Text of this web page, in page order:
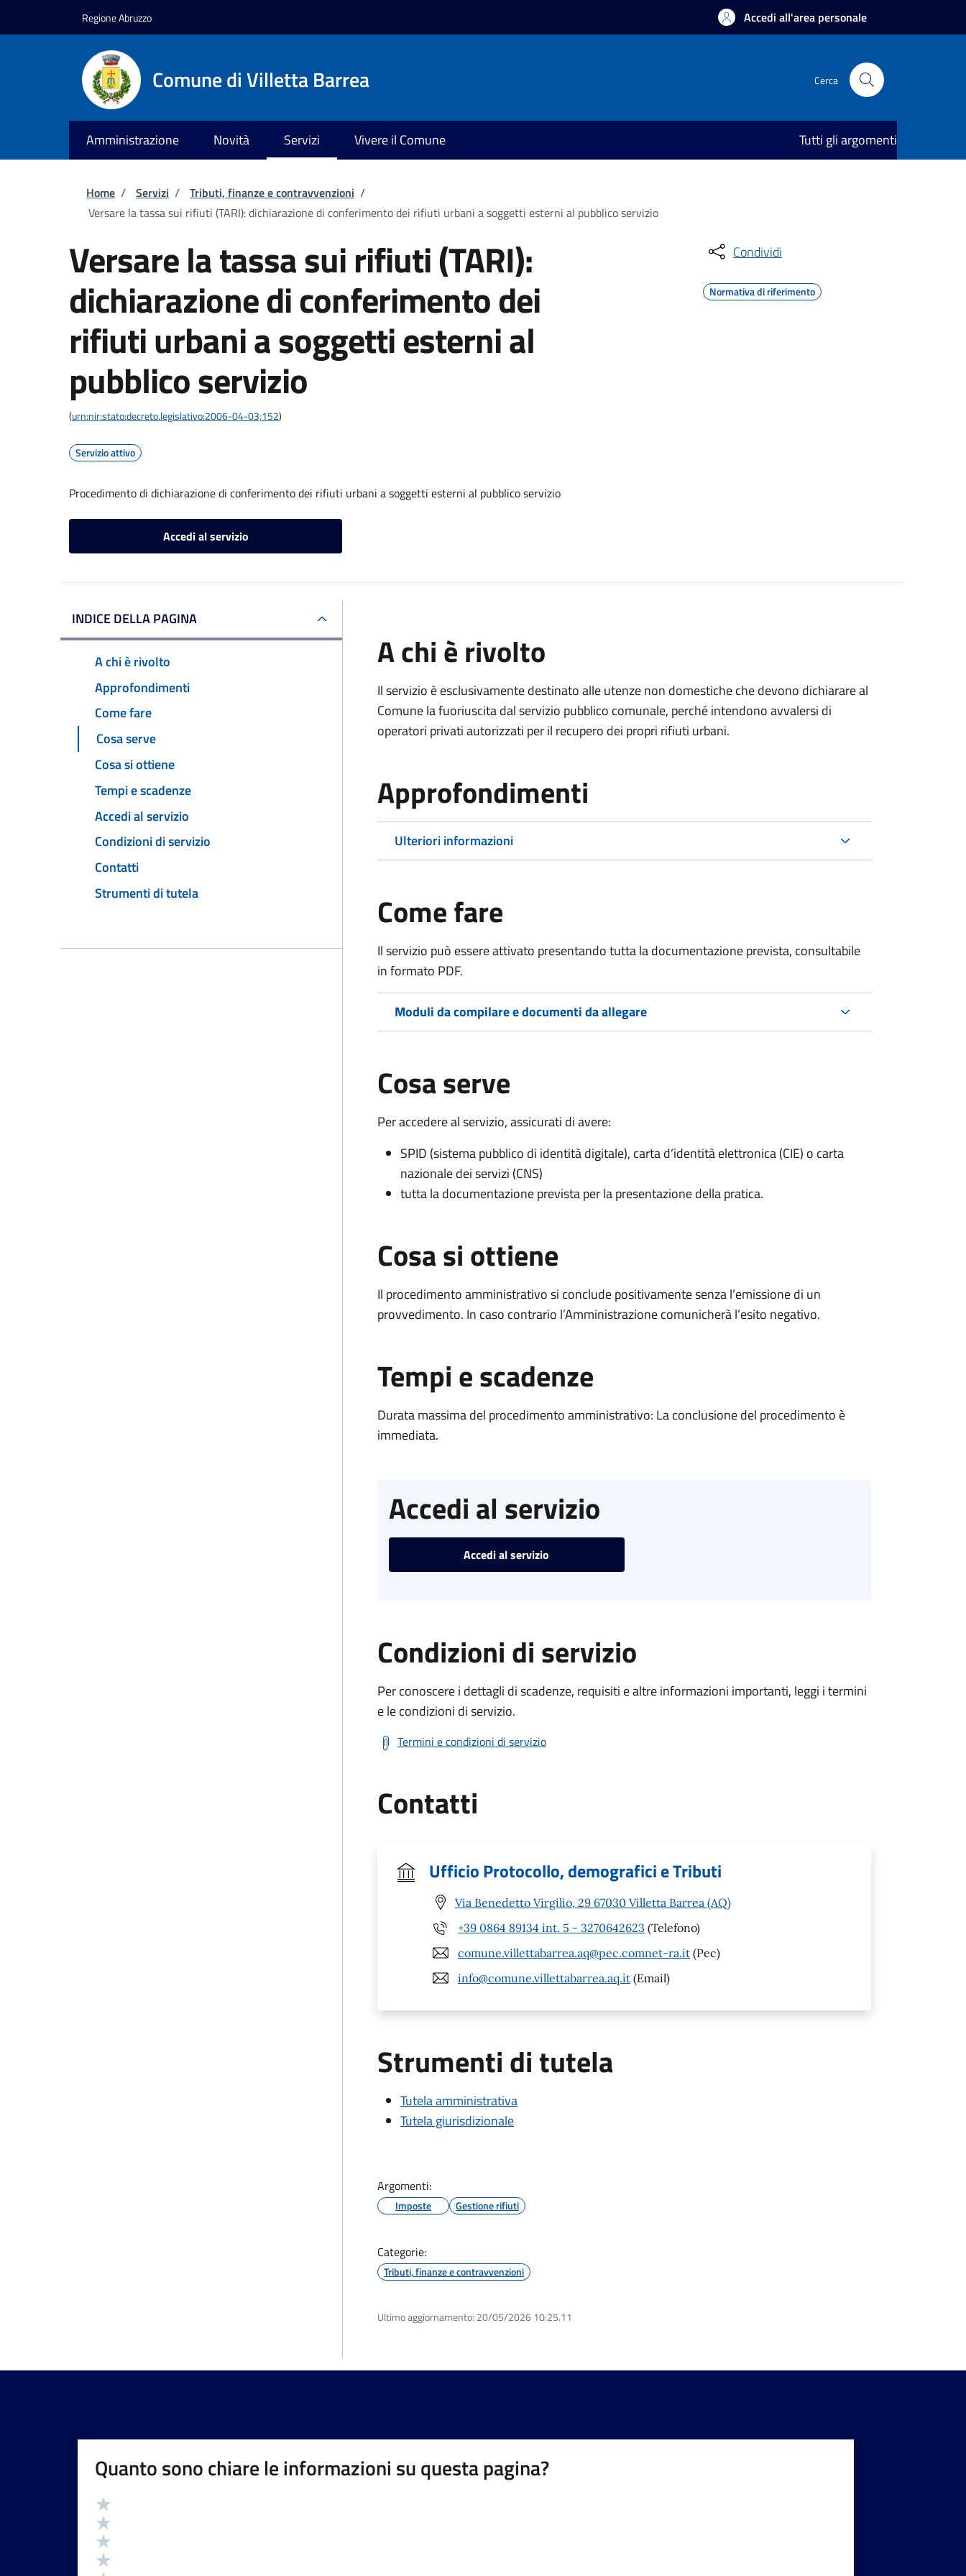
Regione Abruzzo Accedi all'area personale
Comune di Villetta Barrea Cerca
Amministrazione Novità Servizi Vivere il Comune Tutti gli argomenti
Briciole di pane
Home / Servizi / Tributi, finanze e contravvenzioni /
Versare la tassa sui rifiuti (TARI): dichiarazione di conferimento dei rifiuti urbani a soggetti esterni al pubblico servizio
Versare la tassa sui rifiuti (TARI):
dichiarazione di conferimento dei
rifiuti urbani a soggetti esterni al
pubblico servizio
(urn:nir:stato:decreto.legislativo:2006-04-03;152)
Servizio attivo
Procedimento di dichiarazione di conferimento dei rifiuti urbani a soggetti esterni al pubblico servizio
Accedi al servizio
Condividi
Normativa di riferimento
INDICE DELLA PAGINA
A chi è rivolto
Approfondimenti
Come fare
Cosa serve
Cosa si ottiene
Tempi e scadenze
Accedi al servizio
Condizioni di servizio
Contatti
Strumenti di tutela
A chi è rivolto
Il servizio è esclusivamente destinato alle utenze non domestiche che devono dichiarare al
Comune la fuoriuscita dal servizio pubblico comunale, perché intendono avvalersi di
operatori privati autorizzati per il recupero dei propri rifiuti urbani.
Approfondimenti
Ulteriori informazioni
Come fare
Il servizio può essere attivato presentando tutta la documentazione prevista, consultabile
in formato PDF.
Moduli da compilare e documenti da allegare
Cosa serve
Per accedere al servizio, assicurati di avere:
SPID (sistema pubblico di identità digitale), carta d’identità elettronica (CIE) o carta
nazionale dei servizi (CNS)
tutta la documentazione prevista per la presentazione della pratica.
Cosa si ottiene
Il procedimento amministrativo si conclude positivamente senza l’emissione di un
provvedimento. In caso contrario l’Amministrazione comunicherà l’esito negativo.
Tempi e scadenze
Durata massima del procedimento amministrativo: La conclusione del procedimento è
immediata.
Accedi al servizio
Accedi al servizio
Condizioni di servizio
Per conoscere i dettagli di scadenze, requisiti e altre informazioni importanti, leggi i termini
e le condizioni di servizio.
Termini e condizioni di servizio
Contatti
Ufficio Protocollo, demografici e Tributi
Via Benedetto Virgilio, 29 67030 Villetta Barrea (AQ)
+39 0864 89134 int. 5 - 3270642623 (Telefono)
comune.villettabarrea.aq@pec.comnet-ra.it (Pec)
info@comune.villettabarrea.aq.it (Email)
Strumenti di tutela
Tutela amministrativa
Tutela giurisdizionale
Argomenti:
Imposte Gestione rifiuti
Categorie:
Tributi, finanze e contravvenzioni
Ultimo aggiornamento: 20/05/2026 10:25.11
Quanto sono chiare le informazioni su questa pagina?
Valutazione